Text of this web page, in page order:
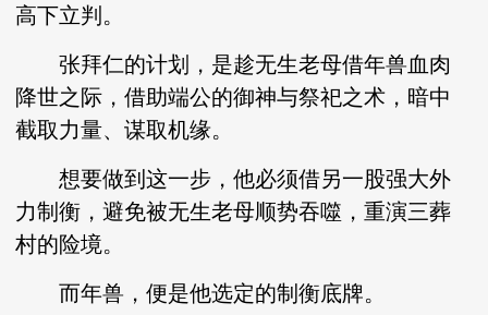
高下立判。
张拜仁的计划，是趁无生老母借年兽血肉
降世之际，借助端公的御神与祭祀之术，暗中
截取力量、谋取机缘。
想要做到这一步，他必须借另一股强大外
力制衡，避免被无生老母顺势吞噬，重演三葬
村的险境。
而年兽，便是他选定的制衡底牌。